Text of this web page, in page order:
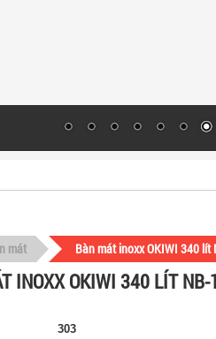
mát Bàn mát inoxx OKIWI 340 lít
INOXX OKIWI 340 LÍT
303